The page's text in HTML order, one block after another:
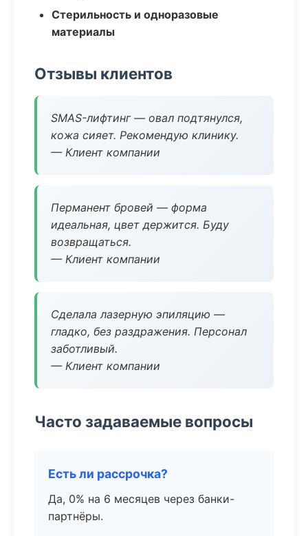
Стерильность и одноразовые
материалы
Отзывы клиентов
SMAS-лифтинг — овал подтянулся,
кожа сияет. Рекомендую клинику.
— Клиент компании
Перманент бровей — форма
идеальная, цвет держится. Буду
возвращаться.
— Клиент компании
Сделала лазерную эпиляцию —
гладко, без раздражения. Персонал
заботливый.
— Клиент компании
Часто задаваемые вопросы
Есть ли рассрочка?
Да, 0% на 6 месяцев через банки-
партнёры.